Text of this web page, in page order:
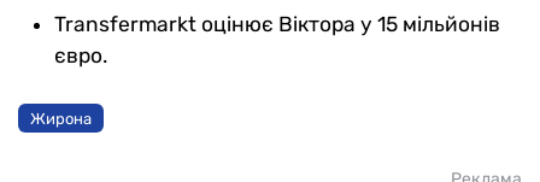
Transfermarkt оцінює Віктора у 15 мільйонів
євро.
Жирона